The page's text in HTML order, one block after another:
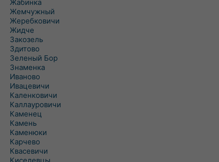
Жабинка
Жемчужный
Жеребковичи
Жидче
Закозель
Здитово
Зеленый Бор
Знаменка
Иваново
Ивацевичи
Каленковичи
Каллауровичи
Каменец
Камень
Каменюки
Карчево
Квасевичи